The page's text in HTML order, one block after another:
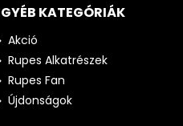
KATEGÓRIÁK
Akció
Rupes Alkatrészek
Rupes Fan
Újdonságok